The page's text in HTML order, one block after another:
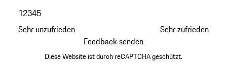
Sehr unzufrieden
12345
Sehr zufrieden
Feedback senden
Diese Website ist durch reCAPTCHA geschützt.